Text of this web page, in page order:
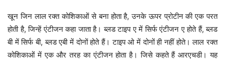
खून जिन लाल रक्त कोशिकाओं से बना होता है, उनके ऊपर प्रोटीन की एक परत
होती है, जिन्हें एंटीजन कहा जाता है। ब्लड टाइप ए में सिर्फ एंटीजन ए होते हैं, ब्लड
बी में सिर्फ बी, ब्लड एबी में दोनों होते हैं। टाइप ओ में दोनों ही नहीं होते। लाल रक्त
कोशिकाओं में एक और तरह का एंटीजन होता है। जिसे कहते हैं आरएचडी। यह